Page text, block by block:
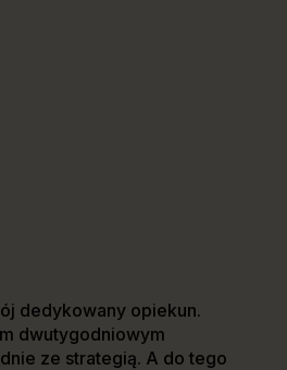
dedykowany opiekun.
dwutygodniowym
ze strategią. A do tego